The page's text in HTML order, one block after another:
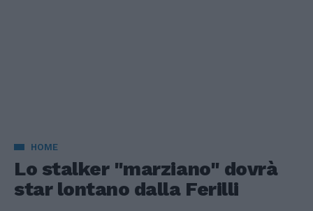
HOME
Lo stalker "marziano" dovrà
star lontano dalla Ferilli